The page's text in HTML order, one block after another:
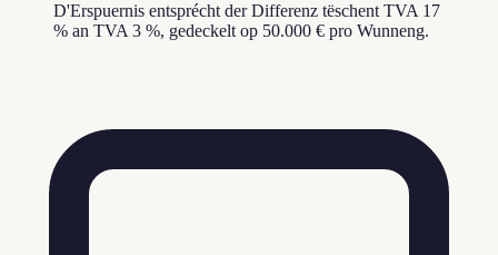
D'Erspuernis entsprécht der Differenz tëschent TVA 17
% an TVA 3 %, gedeckelt op 50.000 € pro Wunneng.